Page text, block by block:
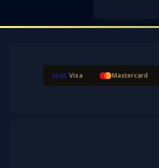
Visa Mastercard